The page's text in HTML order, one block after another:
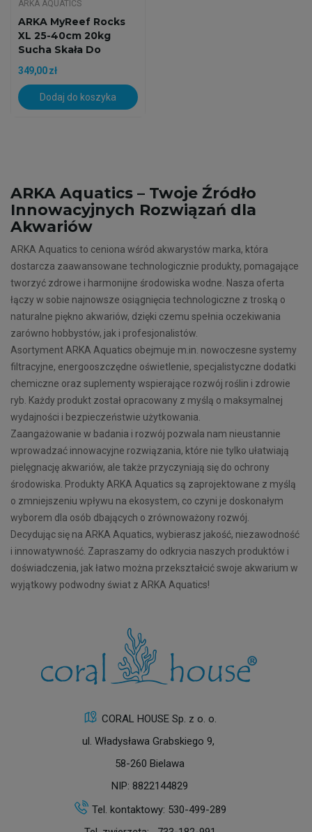
ARKA AQUATICS
ARKA MyReef Rocks
XL 25-40cm 20kg
Sucha Skała Do
Akwarium...
349,00 zł
Dodaj do koszyka
ARKA Aquatics – Twoje Źródło
Innowacyjnych Rozwiązań dla
Akwariów
ARKA Aquatics to ceniona wśród akwarystów marka, która
dostarcza zaawansowane technologicznie produkty, pomagające
tworzyć zdrowe i harmonijne środowiska wodne. Nasza oferta
łączy w sobie najnowsze osiągnięcia technologiczne z troską o
naturalne piękno akwariów, dzięki czemu spełnia oczekiwania
zarówno hobbystów, jak i profesjonalistów.
Asortyment ARKA Aquatics obejmuje m.in. nowoczesne systemy
filtracyjne, energooszczędne oświetlenie, specjalistyczne dodatki
chemiczne oraz suplementy wspierające rozwój roślin i zdrowie
ryb. Każdy produkt został opracowany z myślą o maksymalnej
wydajności i bezpieczeństwie użytkowania.
Zaangażowanie w badania i rozwój pozwala nam nieustannie
wprowadzać innowacyjne rozwiązania, które nie tylko ułatwiają
pielęgnację akwariów, ale także przyczyniają się do ochrony
środowiska. Produkty ARKA Aquatics są zaprojektowane z myślą
o zmniejszeniu wpływu na ekosystem, co czyni je doskonałym
wyborem dla osób dbających o zrównoważony rozwój.
Decydując się na ARKA Aquatics, wybierasz jakość, niezawodność
i innowatywność. Zapraszamy do odkrycia naszych produktów i
doświadczenia, jak łatwo można przekształcić swoje akwarium w
wyjątkowy podwodny świat z ARKA Aquatics!
CORAL HOUSE Sp. z o. o.
ul. Władysława Grabskiego 9,
58-260 Bielawa
NIP: 8822144829
Tel. kontaktowy: 530-499-289